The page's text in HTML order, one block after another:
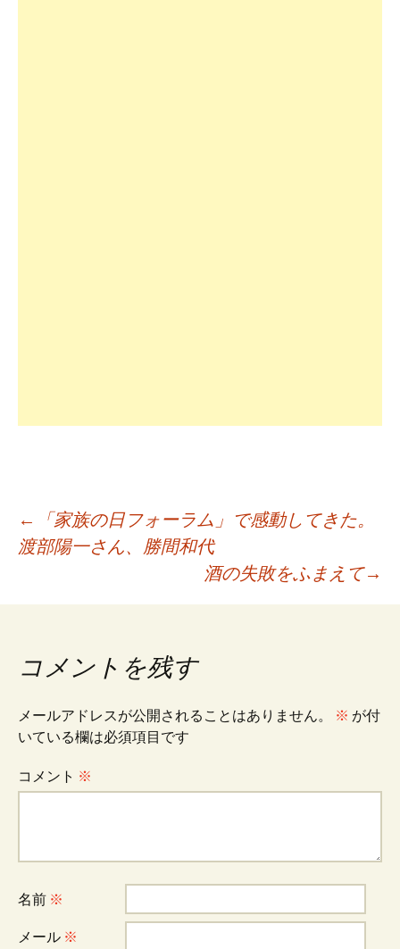
投
ビ
ゲ
ー
シ
ョ
←
「家族の日フォーラム」で感動してきた。
渡部陽一さん、勝間和代
酒の失敗をふまえて→
コメントを残す
メールアドレスが公開されることはありません。 ※ が付
いている欄は必須項目です
コメント ※
名前 ※
メール ※